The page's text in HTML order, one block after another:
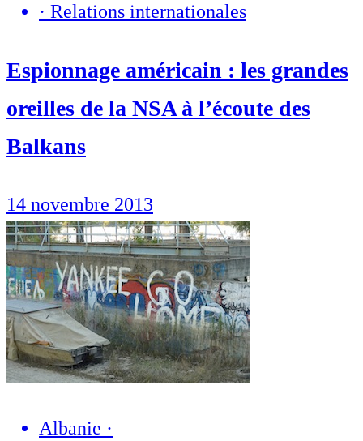
· Relations internationales
Espionnage américain : les grandes
oreilles de la NSA à l’écoute des
Balkans
14 novembre 2013
Albanie ·